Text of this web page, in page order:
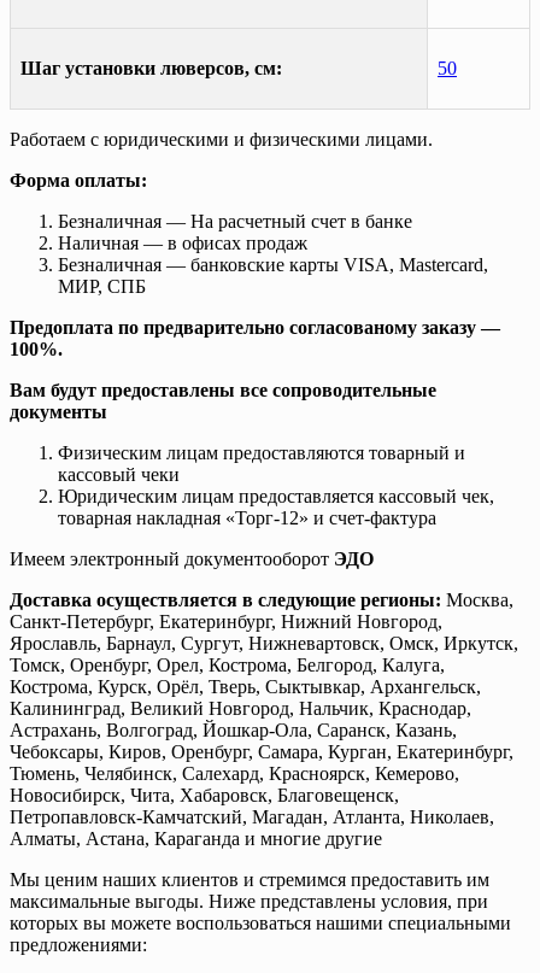
Шаг установки люверсов, см: 50
Работаем с юридическими и физическими лицами.
Форма оплаты:
Безналичная — На расчетный счет в банке
Наличная — в офисах продаж
Безналичная — банковские карты VISA, Mastercard,
МИР, СПБ
Предоплата по предварительно согласованому заказу —
100%.
Вам будут предоставлены все сопроводительные
документы
Физическим лицам предоставляются товарный и
кассовый чеки
Юридическим лицам предоставляется кассовый чек,
товарная накладная «Торг-12» и счет-фактура
Имеем электронный документооборот ЭДО
Доставка осуществляется в следующие регионы: Москва,
Санкт-Петербург, Екатеринбург, Нижний Новгород,
Ярославль, Барнаул, Сургут, Нижневартовск, Омск, Иркутск,
Томск, Оренбург, Орел, Кострома, Белгород, Калуга,
Кострома, Курск, Орёл, Тверь, Сыктывкар, Архангельск,
Калининград, Великий Новгород, Нальчик, Краснодар,
Астрахань, Волгоград, Йошкар-Ола, Саранск, Казань,
Чебоксары, Киров, Оренбург, Самара, Курган, Екатеринбург,
Тюмень, Челябинск, Салехард, Красноярск, Кемерово,
Новосибирск, Чита, Хабаровск, Благовещенск,
Петропавловск-Камчатский, Магадан, Атланта, Николаев,
Алматы, Астана, Караганда и многие другие
Мы ценим наших клиентов и стремимся предоставить им
максимальные выгоды. Ниже представлены условия, при
которых вы можете воспользоваться нашими специальными
предложениями: